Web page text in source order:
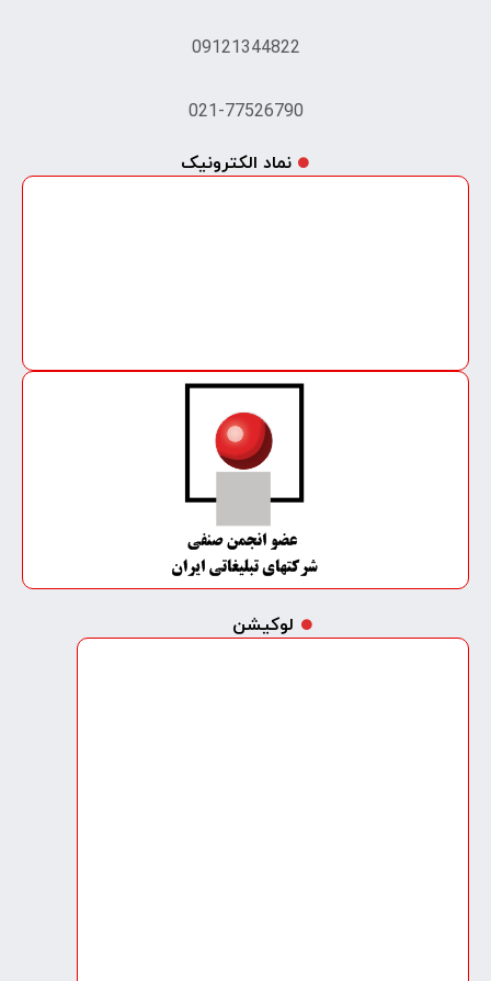
09121344822
021-77526790
نماد الکترونیک
لوکیشن